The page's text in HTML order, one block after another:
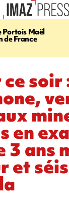
Portois Maël
de France
en
3 ans
et